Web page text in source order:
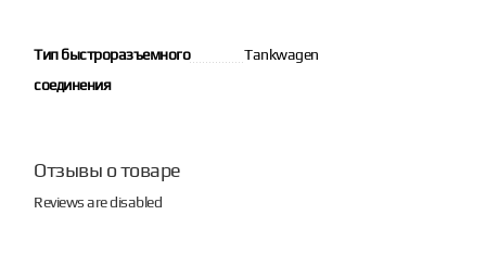
Тип быстроразъемного
соединения
Tankwagen
Отзывы о товаре
Reviews are disabled